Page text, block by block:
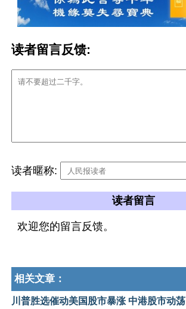
读者留言反馈:
读者暱称:
读者留言
欢迎您的留言反馈。
相关文章：
川普胜选催动美国股市暴涨 中港股市动荡